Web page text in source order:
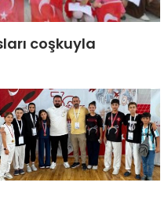
coşkuyla